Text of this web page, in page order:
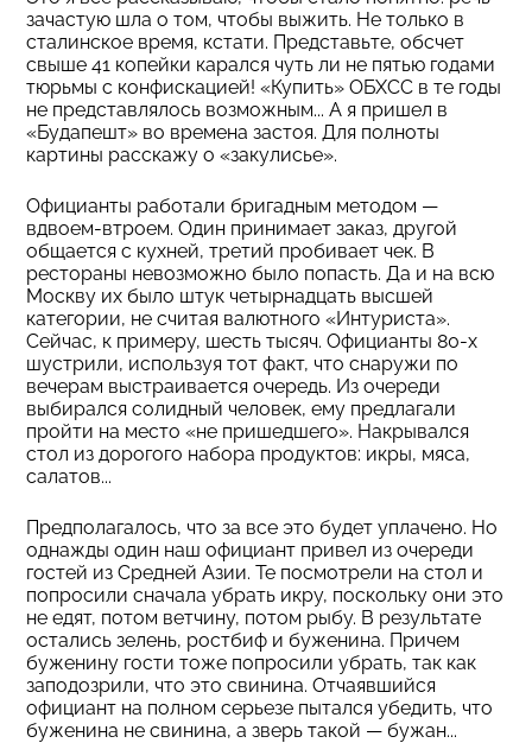
зачастую шла о том, чтобы выжить. Не только в
сталинское время, кстати. Представьте, обсчет
свыше 41 копейки карался чуть ли не пятью годами
тюрьмы с конфискацией! «Купить» ОБХСС в те годы
не представлялось возможным... А я пришел в
«Будапешт» во времена застоя. Для полноты
картины расскажу о «закулисье».
Официанты работали бригадным методом —
вдвоем-втроем. Один принимает заказ, другой
общается с кухней, третий пробивает чек. В
рестораны невозможно было попасть. Да и на всю
Москву их было штук четырнадцать высшей
категории, не считая валютного «Интуриста».
Сейчас, к примеру, шесть тысяч. Официанты 80-х
шустрили, используя тот факт, что снаружи по
вечерам выстраивается очередь. Из очереди
выбирался солидный человек, ему предлагали
пройти на место «не пришедшего». Накрывался
стол из дорогого набора продуктов: икры, мяса,
салатов...
Предполагалось, что за все это будет уплачено. Но
однажды один наш официант привел из очереди
гостей из Средней Азии. Те посмотрели на стол и
попросили сначала убрать икру, поскольку они это
не едят, потом ветчину, потом рыбу. В результате
остались зелень, ростбиф и буженина. Причем
буженину гости тоже попросили убрать, так как
заподозрили, что это свинина. Отчаявшийся
официант на полном серьезе пытался убедить, что
буженина не свинина, а зверь такой — бужан...